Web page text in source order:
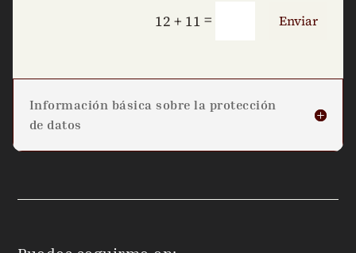
12 + 11 = Enviar
Información básica sobre la protección
de datos